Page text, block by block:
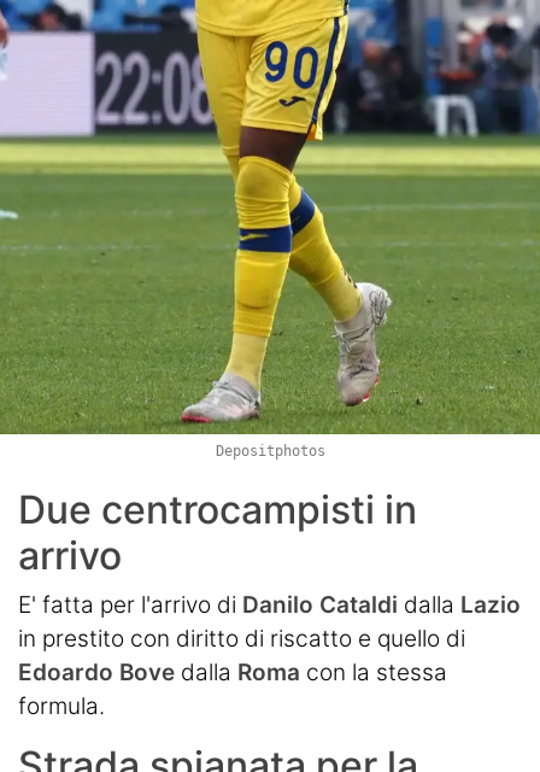
Depositphotos
Due centrocampisti in
arrivo
E' fatta per l'arrivo di Danilo Cataldi dalla Lazio
in prestito con diritto di riscatto e quello di
Edoardo Bove dalla Roma con la stessa
formula.